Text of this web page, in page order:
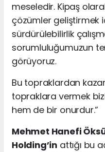
meseledir. Kipaş
çözümler geliştirmek
sürdürülebilirlik
sorumluluğumuzun
görüyoruz.
Bu topraklardan
topraklara vermek
hem de bir onurdur.”
Mehmet Hanefi
Holding’in attığı bu